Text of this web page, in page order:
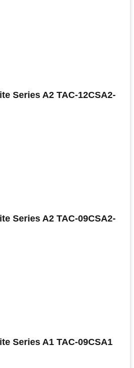
Series A2 TAC-12CSA2-
Series A2 TAC-09CSA2-
Series A1 TAC-09CSA1